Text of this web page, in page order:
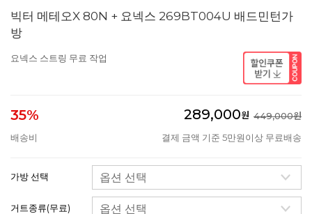
빅터 메테오X 80N + 요넥스 269BT004U 배드민턴가
방
요넥스 스트링 무료 작업
35% 289,000원 449,000원
배송비
결제 금액 기준 5만원이상 무료배송
가방 선택
거트종류(무료)